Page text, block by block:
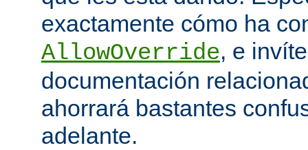
exactamente cómo ha
AllowOverride, e
documentación
ahorrará bastantes
adelante.